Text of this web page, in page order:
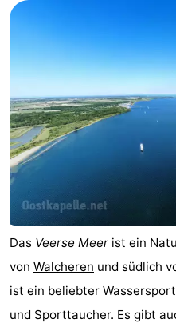
Das Veerse Meer ist ein
von Walcheren und südlich
ist ein beliebter
und Sporttaucher. Es gibt